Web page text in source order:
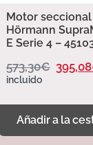
Motor seccional
Hörmann
E Serie 4 –
573,30€ 395,08
incluido
Añadir a la